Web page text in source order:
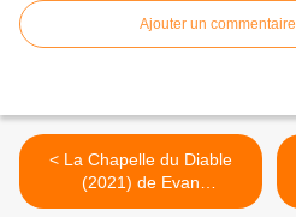
Ajouter un commentaire
< La Chapelle du Diable
(2021) de Evan
Spiliotopoulos